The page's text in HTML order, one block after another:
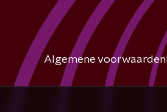
Algemene voorwaarden